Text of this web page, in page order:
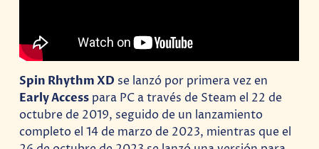
Spin Rhythm XD se lanzó por primera vez en
Early Access para PC a través de Steam el 22 de
octubre de 2019, seguido de un lanzamiento
completo el 14 de marzo de 2023, mientras que el